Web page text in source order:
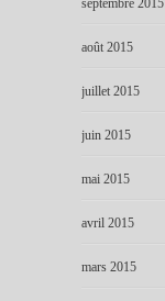
août 2015
juillet 2015
juin 2015
mai 2015
avril 2015
mars 2015